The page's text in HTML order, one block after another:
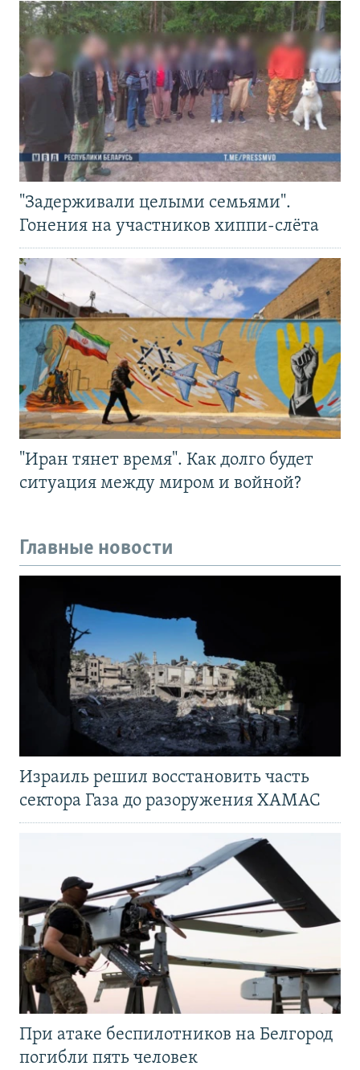
"Задерживали целыми семьями".
Гонения на участников хиппи-слёта
"Иран тянет время". Как долго будет
ситуация между миром и войной?
Главные новости
Израиль решил восстановить часть
сектора Газа до разоружения ХАМАС
При атаке беспилотников на Белгород
погибли пять человек